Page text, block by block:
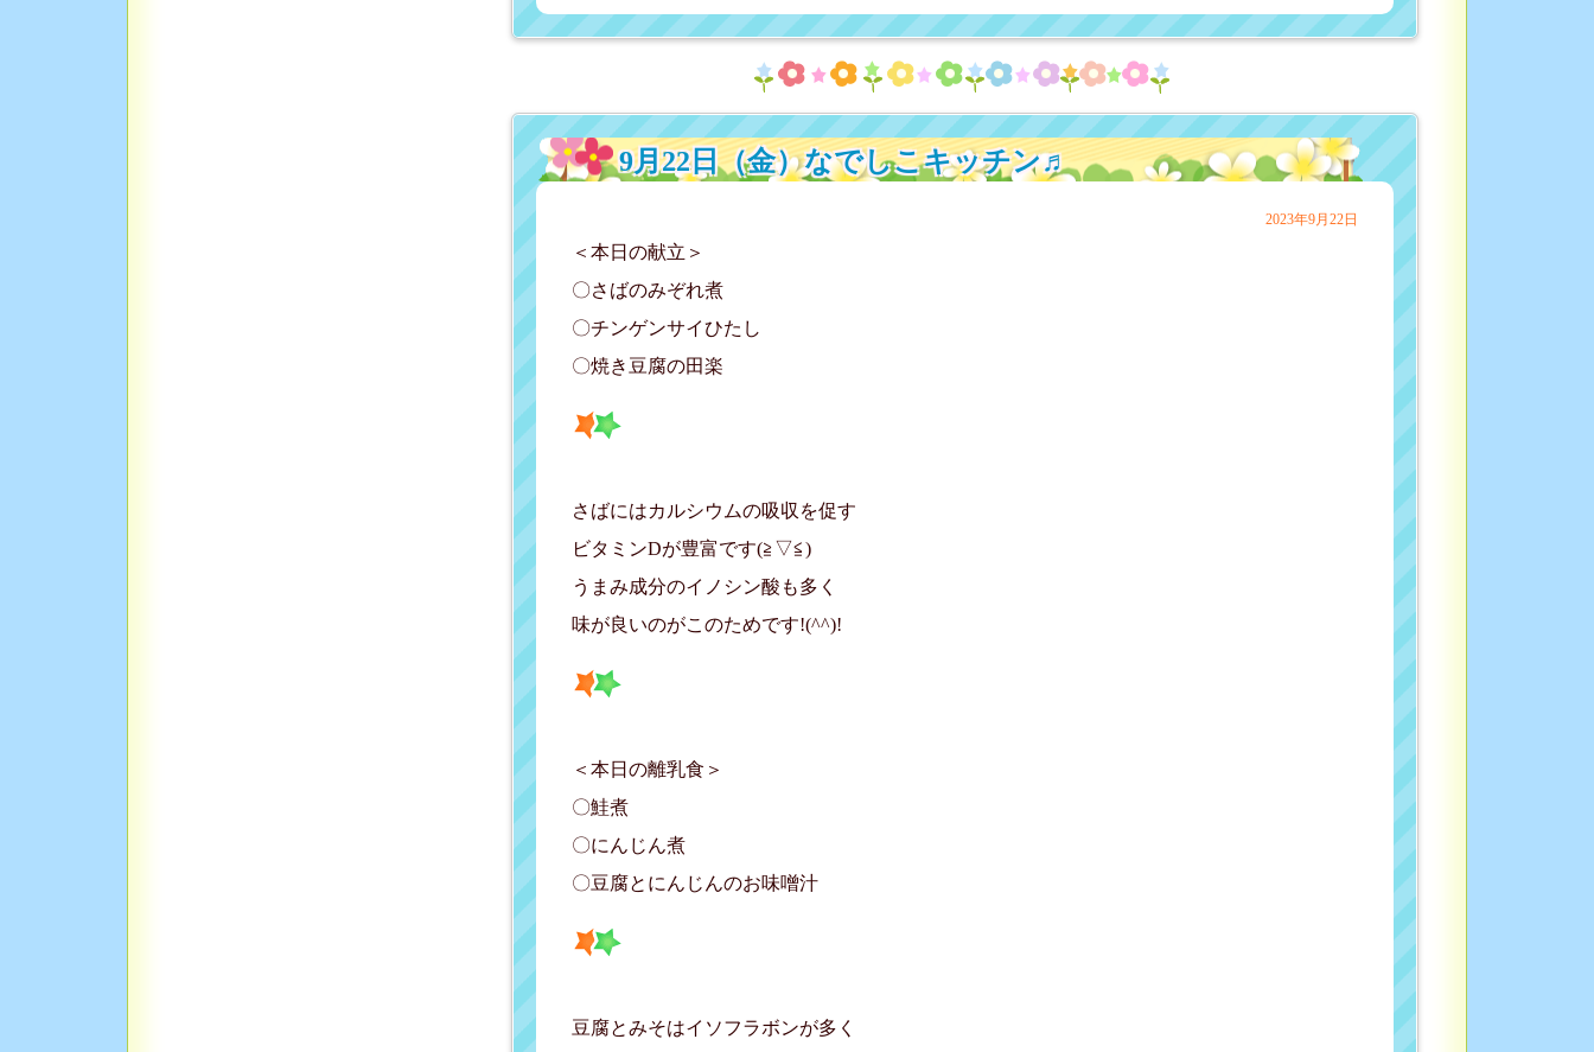
9月22日（金）なでしこキッチン♬
2023年9月22日
＜本日の献立＞
〇さばのみぞれ煮
〇チンゲンサイひたし
〇焼き豆腐の田楽
さばにはカルシウムの吸収を促す
ビタミンDが豊富です(≧▽≦)
うまみ成分のイノシン酸も多く
味が良いのがこのためです!(^^)!
＜本日の離乳食＞
〇鮭煮
〇にんじん煮
〇豆腐とにんじんのお味噌汁
豆腐とみそはイソフラボンが多く